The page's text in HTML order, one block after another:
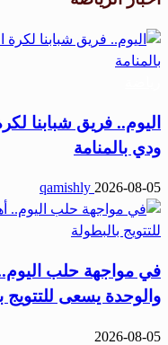
اليوم.. فريق شبابنا
ودي بالمنامة
qamishly 2026-08-05
في مواجهة حلب
والوحدة يسعى للتتويج
2026-08-05